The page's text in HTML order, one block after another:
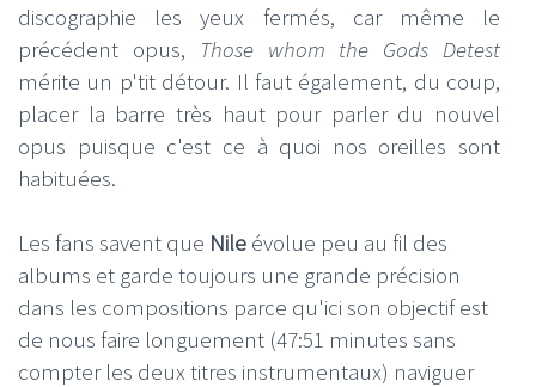
discographie les yeux fermés, car même le
précédent opus, Those whom the Gods Detest
mérite un p'tit détour. Il faut également, du coup,
placer la barre très haut pour parler du nouvel
opus puisque c'est ce à quoi nos oreilles sont
habituées.
Les fans savent que Nile évolue peu au fil des
albums et garde toujours une grande précision
dans les compositions parce qu'ici son objectif est
de nous faire longuement (47:51 minutes sans
compter les deux titres instrumentaux) naviguer